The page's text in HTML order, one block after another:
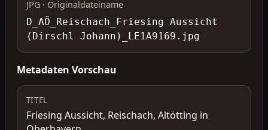
JPG · Originaldateiname
D_AÖ_Reischach_Friesing Aussicht
(Dirschl Johann)_LE1A9169.jpg
Metadaten Vorschau
TITEL
Friesing Aussicht, Reischach, Altötting in